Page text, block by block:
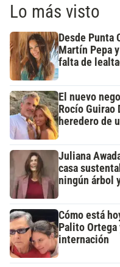
Lo más visto
Desde Punta
Martín Pepa
falta de
El nuevo
Rocío Guirao
heredero de
Juliana
casa
ningún árbol
Cómo está
Palito Ortega
internación